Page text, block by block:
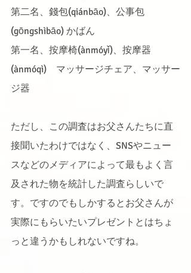
第二名、錢包(qiánbāo)、公事包
(gōngshìbāo) かばん
第一名、按摩椅(ànmóyǐ)、按摩器
(ànmóqì)　マッサージチェア、マッサー
ジ器
ただし、この調査はお父さんたちに直
接聞いたわけではなく、SNSやニュー
スなどのメディアによって最もよく言
及された物を統計した調査らしいで
す。ですのでもしかするとお父さんが
実際にもらいたいプレゼントとはちょ
っと違うかもしれないですね。